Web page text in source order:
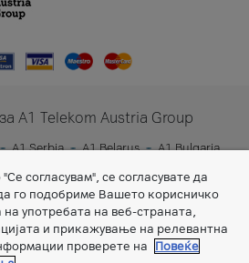
A1 Telekom Austria Group
A1 Serbia A1 Belarus
A1 Bulgaria
согласувам", се согласувате да
го подобриме Вашето корисничко
на употребата на веб-страната,
и прикажување на релевантна
проверете на
Повеќе